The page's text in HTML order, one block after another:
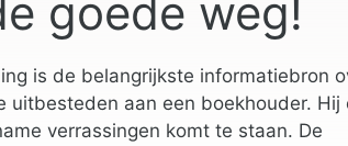
goede weg!
is de belangrijkste informatiebron
aan een boekhouder. Hij
verrassingen komt te staan. De